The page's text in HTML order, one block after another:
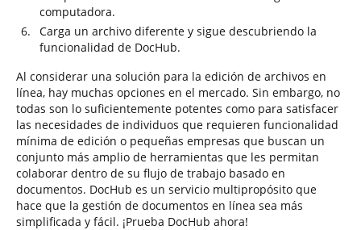
computadora.
Carga un archivo diferente y sigue descubriendo la
funcionalidad de DocHub.
Al considerar una solución para la edición de archivos en
línea, hay muchas opciones en el mercado. Sin embargo, no
todas son lo suficientemente potentes como para satisfacer
las necesidades de individuos que requieren funcionalidad
mínima de edición o pequeñas empresas que buscan un
conjunto más amplio de herramientas que les permitan
colaborar dentro de su flujo de trabajo basado en
documentos. DocHub es un servicio multipropósito que
hace que la gestión de documentos en línea sea más
simplificada y fácil. ¡Prueba DocHub ahora!